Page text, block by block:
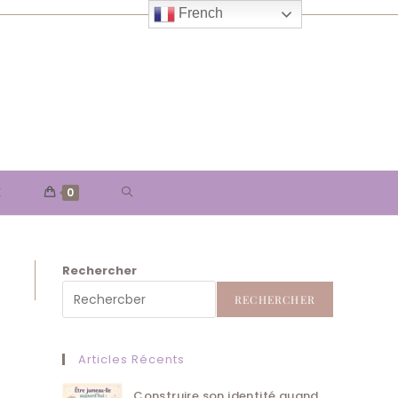
0 TOGGLE
SEARCH
Rechercher
RECHERCHER
Articles Récents
French